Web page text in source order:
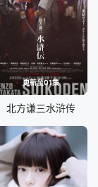
更新至01集
北方谦三水浒传